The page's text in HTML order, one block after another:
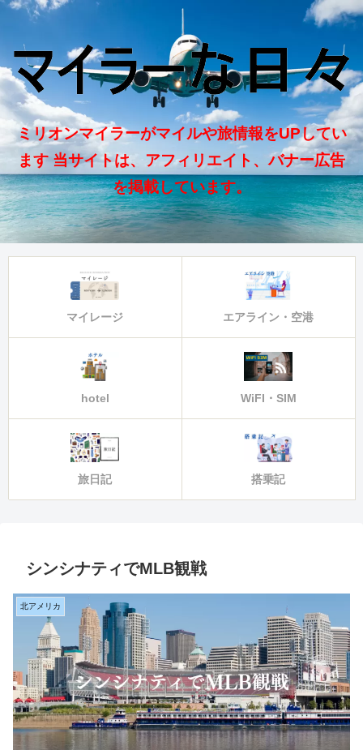
ミリオンマイラーがマイルや旅情報をUPしてい
ます 当サイトは、アフィリエイト、バナー広告
を掲載しています。
マイレージ エアライン・空港
hotel WiFI・SIM
旅日記 搭乗記
シンシナティでMLB観戦
北アメリカ